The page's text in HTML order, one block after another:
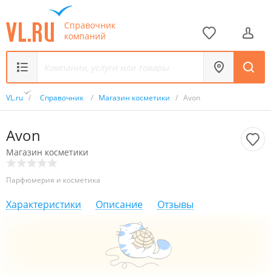
Справочник
компаний
VL.ru / Справочник / Магазин косметики / Avon
Avon
Магазин косметики
Парфюмерия и косметика
Характеристики Описание Отзывы